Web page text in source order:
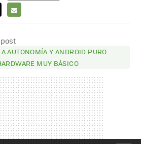
E-
MAIL
AUTONOMÍA Y ANDROID PURO
MUY BÁSICO